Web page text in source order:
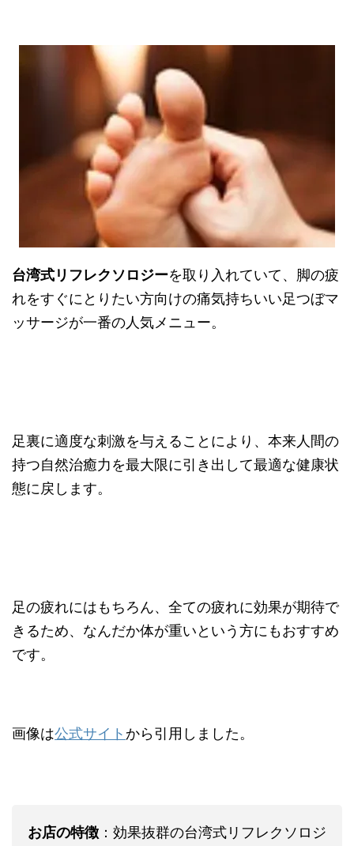
台湾式リフレクソロジーを取り入れていて、脚の疲
れをすぐにとりたい方向けの痛気持ちいい足つぼマ
ッサージが一番の人気メニュー。
足裏に適度な刺激を与えることにより、本来人間の
持つ自然治癒力を最大限に引き出して最適な健康状
態に戻します。
足の疲れにはもちろん、全ての疲れに効果が期待で
きるため、なんだか体が重いという方にもおすすめ
です。
画像は公式サイトから引用しました。
お店の特徴 ：効果抜群の台湾式リフレクソロジ